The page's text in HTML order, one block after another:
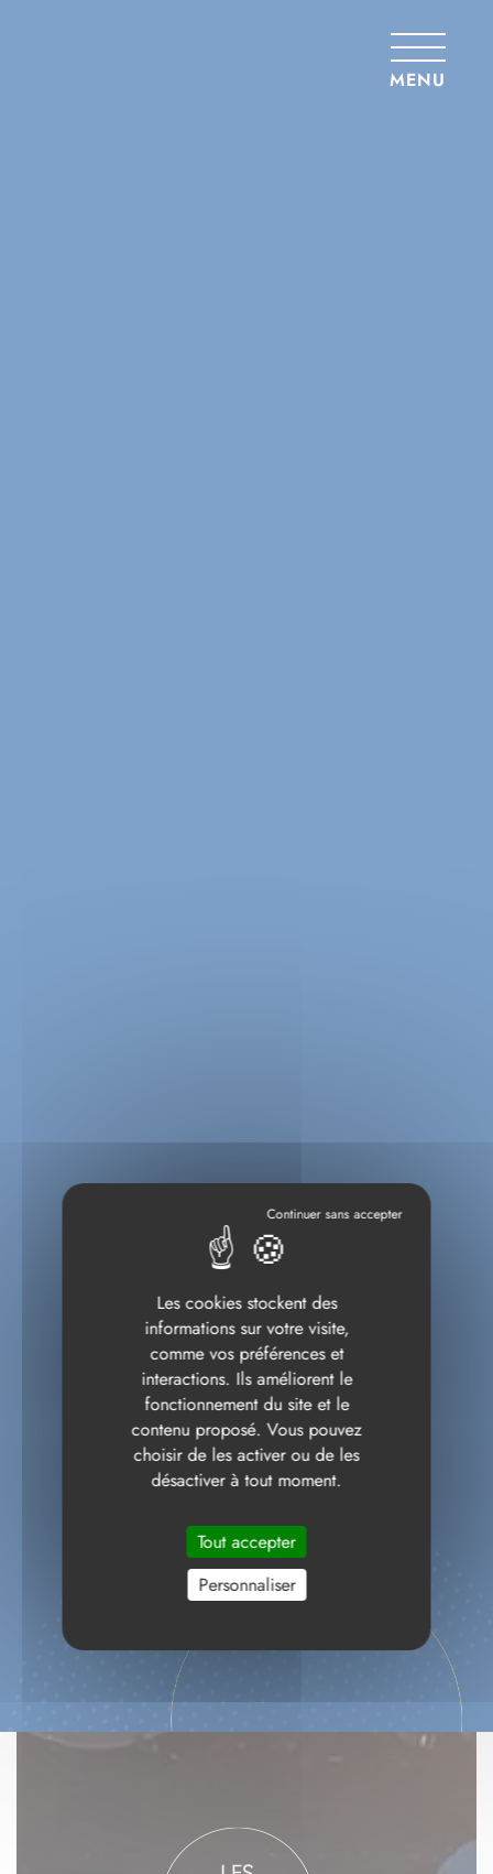
MENU
Les cookies stockent des
informations sur votre visite,
comme vos préférences et
interactions. Ils améliorent le
fonctionnement du site et le
contenu proposé. Vous pouvez
choisir de les activer ou de les
désactiver à tout moment.
Tout accepter
Personnaliser